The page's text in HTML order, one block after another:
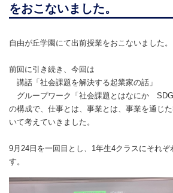
をおこないました。
自由が丘学園にて出前授業をおこないました。
前回に引き続き、今回は
講話「社会課題を解決する起業家の話」
グループワーク「社会課題とはなにか
の構成で、仕事とは、事業とは、事業を通じ
いて考えていきました。
9月24日を一回目とし、1年生4クラスにそれぞ
す。